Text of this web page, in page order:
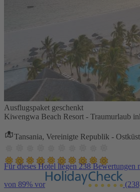
Ausflugspaket geschenkt
Kiwengwa Beach Resort - Traumurlaub
Tansania, Vereinigte Republik -
Für dieses Hotel liegen 238 Bewertungen
von 89% vor